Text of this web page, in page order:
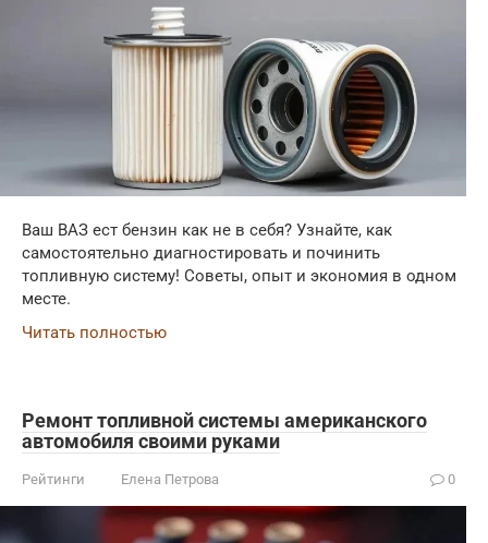
Ваш ВАЗ ест бензин как не в себя? Узнайте, как
самостоятельно диагностировать и починить
топливную систему! Советы, опыт и экономия в одном
месте.
Читать полностью
Ремонт топливной системы американского
автомобиля своими руками
Рейтинги Елена Петрова 0